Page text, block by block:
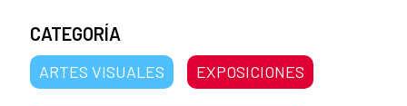
CATEGORÍA
ARTES VISUALES EXPOSICIONES